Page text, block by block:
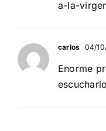
a-la-
carlos 04/
Enorme
escucharlo